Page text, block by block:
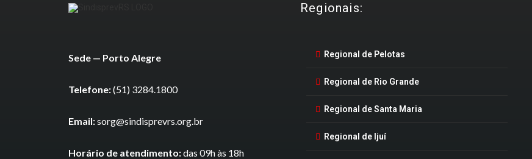
Sede — Porto Alegre
Telefone:(51) 3284.1800
Email:sorg@sindisprevrs.org.br
Horário de atendimento:das 09h às 18h
Regionais:
Regional de Pelotas
Regional de Rio Grande
Regional de Santa Maria
Regional de Ijuí